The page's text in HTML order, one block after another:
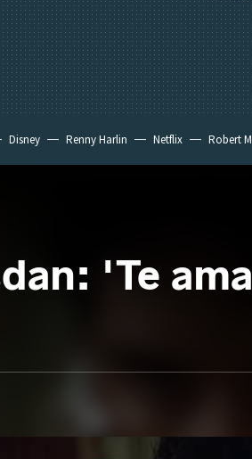
Disney Renny Harlin Netflix Robert
'Te